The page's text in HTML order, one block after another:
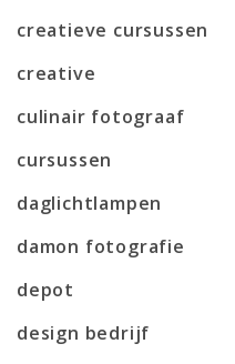
creatieve cursussen
creative
culinair fotograaf
cursussen
daglichtlampen
damon fotografie
depot
design bedrijf